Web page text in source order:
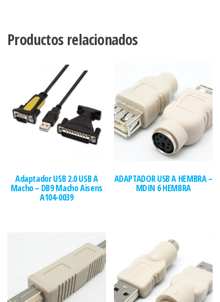
Productos relacionados
Adaptador USB 2.0 USB A
Macho – DB9 Macho Aisens
A104-0039
ADAPTADOR USB A HEMBRA –
MDIN 6 HEMBRA